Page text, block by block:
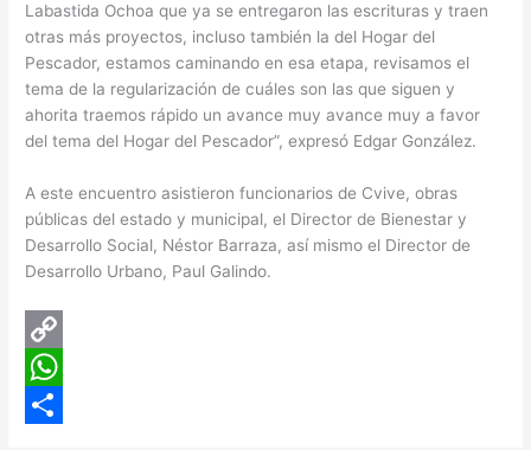
Labastida Ochoa que ya se entregaron las escrituras y traen
otras más proyectos, incluso también la del Hogar del
Pescador, estamos caminando en esa etapa, revisamos el
tema de la regularización de cuáles son las que siguen y
ahorita traemos rápido un avance muy avance muy a favor
del tema del Hogar del Pescador”, expresó Edgar González.
A este encuentro asistieron funcionarios de Cvive, obras
públicas del estado y municipal, el Director de Bienestar y
Desarrollo Social, Néstor Barraza, así mismo el Director de
Desarrollo Urbano, Paul Galindo.
C
oW